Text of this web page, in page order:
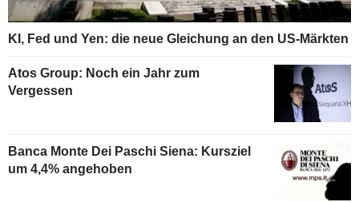
KI, Fed und Yen: die neue Gleichung an den US-Märkten
Atos Group: Noch ein Jahr zum
Vergessen
Banca Monte Dei Paschi Siena: Kursziel
um 4,4% angehoben